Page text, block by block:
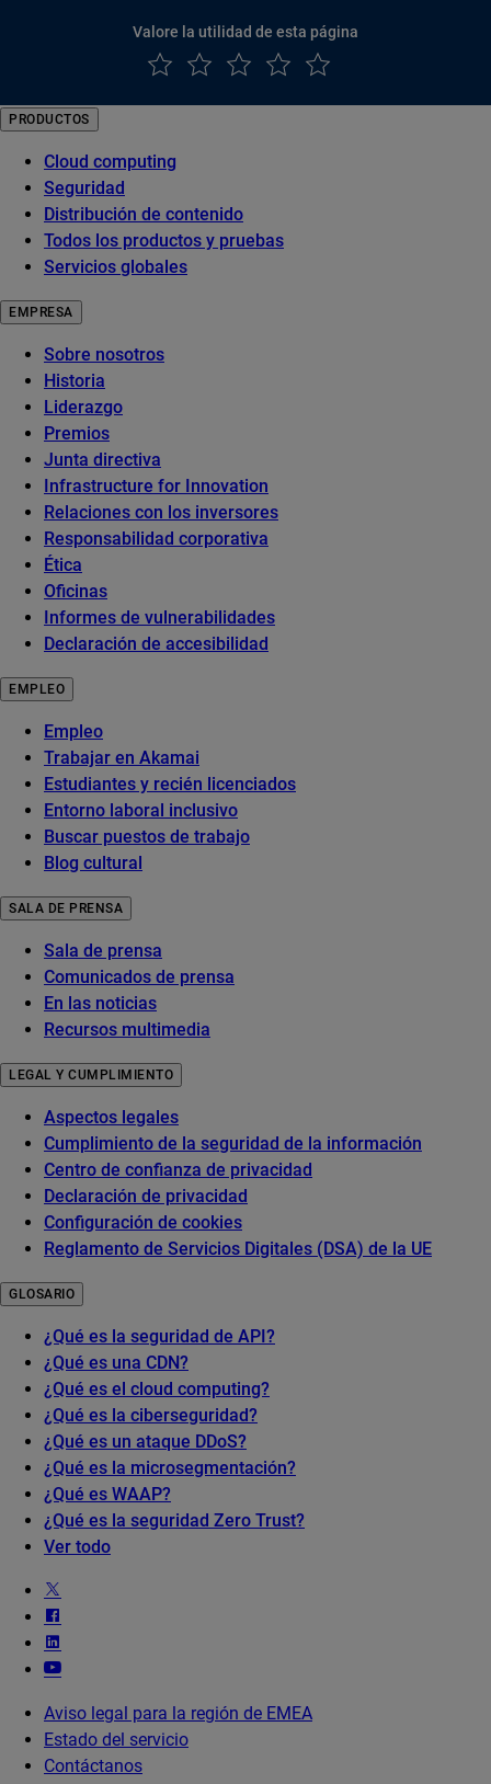
Valore la utilidad de esta página
PRODUCTOS
Cloud computing
Seguridad
Distribución de contenido
Todos los productos y pruebas
Servicios globales
EMPRESA
Sobre nosotros
Historia
Liderazgo
Premios
Junta directiva
Infrastructure for Innovation
Relaciones con los inversores
Responsabilidad corporativa
Ética
Oficinas
Informes de vulnerabilidades
Declaración de accesibilidad
EMPLEO
Empleo
Trabajar en Akamai
Estudiantes y recién licenciados
Entorno laboral inclusivo
Buscar puestos de trabajo
Blog cultural
SALA DE PRENSA
Sala de prensa
Comunicados de prensa
En las noticias
Recursos multimedia
LEGAL Y CUMPLIMIENTO
Aspectos legales
Cumplimiento de la seguridad de la información
Centro de confianza de privacidad
Declaración de privacidad
Configuración de cookies
Reglamento de Servicios Digitales (DSA) de la UE
GLOSARIO
¿Qué es la seguridad de API?
¿Qué es una CDN?
¿Qué es el cloud computing?
¿Qué es la ciberseguridad?
¿Qué es un ataque DDoS?
¿Qué es la microsegmentación?
¿Qué es WAAP?
¿Qué es la seguridad Zero Trust?
Ver todo
Aviso legal para la región de EMEA
Estado del servicio
Contáctanos